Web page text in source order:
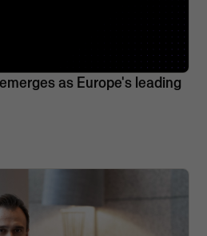
as Europe's leading